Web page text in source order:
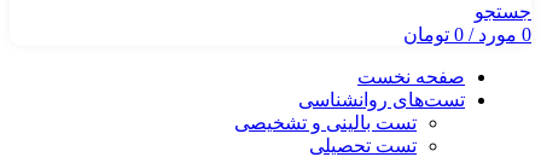
جستجو
0 مورد/
0 تومان
صفحه نخست
تست‌های روانشناسی
تست بالینی و تشخیصی
تست تحصیلی